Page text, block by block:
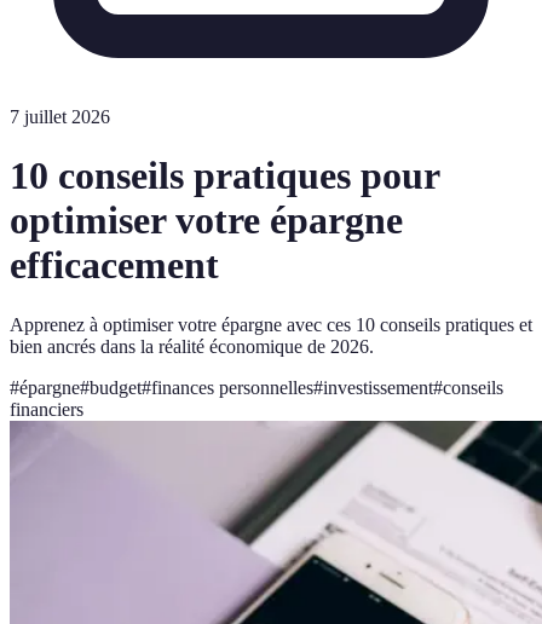
7 juillet 2026
10 conseils pratiques pour
optimiser votre épargne
efficacement
Apprenez à optimiser votre épargne avec ces 10 conseils pratiques et
bien ancrés dans la réalité économique de 2026.
#épargne#budget#finances personnelles#investissement#conseils
financiers